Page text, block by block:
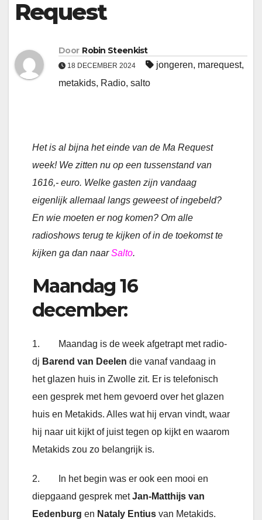
Request
Door Robin Steenkist
18 DECEMBER 2024 jongeren, marequest,
metakids, Radio, salto
Het is al bijna het einde van de Ma Request
week! We zitten nu op een tussenstand van
1616,- euro. Welke gasten zijn vandaag
eigenlijk allemaal langs geweest of ingebeld?
En wie moeten er nog komen? Om alle
radioshows terug te kijken of in de toekomst te
kijken ga dan naarSalto.
Maandag 16
december:
1. Maandag is de week afgetrapt met radio-
dj Barend van Deelen die vanaf vandaag in
het glazen huis in Zwolle zit. Er is telefonisch
een gesprek met hem gevoerd over het glazen
huis en Metakids. Alles wat hij ervan vindt, waar
hij naar uit kijkt of juist tegen op kijkt en waarom
Metakids zou zo belangrijk is.
2. In het begin was er ook een mooi en
diepgaand gesprek metJan-Matthijs van
Eedenburg en Nataly Entius van Metakids.